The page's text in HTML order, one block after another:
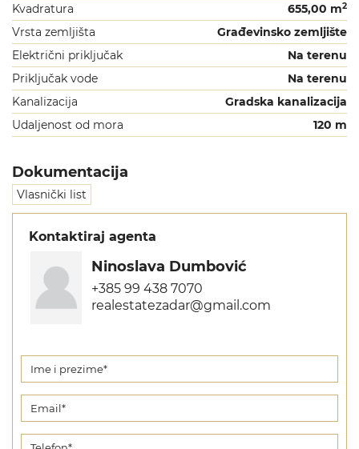
Kvadratura
655,00 m2
Vrsta zemljišta
Građevinsko zemljište
Električni priključak
Na terenu
Priključak vode
Na terenu
Kanalizacija
Gradska kanalizacija
Udaljenost od mora
120 m
Dokumentacija
Vlasnički list
Kontaktiraj agenta
Ninoslava Dumbović
+385 99 438 7070
realestatezadar@gmail.com